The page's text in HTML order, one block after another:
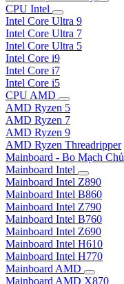
CPU Intel
Intel Core Ultra 9
Intel Core Ultra 7
Intel Core Ultra 5
Intel Core i9
Intel Core i7
Intel Core i5
CPU AMD
AMD Ryzen 5
AMD Ryzen 7
AMD Ryzen 9
AMD Ryzen Threadripper
Mainboard - Bo Mạch Chủ
Mainboard Intel
Mainboard Intel Z890
Mainboard Intel B860
Mainboard Intel Z790
Mainboard Intel B760
Mainboard Intel Z690
Mainboard Intel H610
Mainboard Intel H770
Mainboard AMD
Mainboard AMD X870